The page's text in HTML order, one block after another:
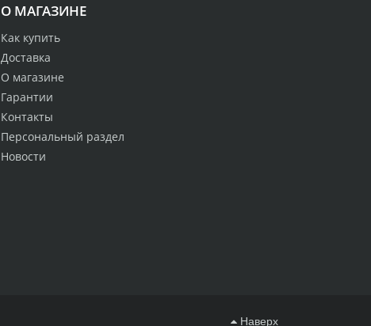
О МАГАЗИНЕ
Как купить
Доставка
О магазине
Гарантии
Контакты
Персональный раздел
Новости
Наверх